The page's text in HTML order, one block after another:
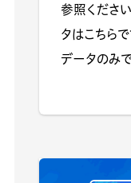
参照くださ
タはこちら
データのみで